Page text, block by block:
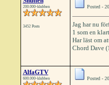
200.000-klubben
3452 Posts
Posted -
Jag har nu
1 som en
Har läst om
Chord Dave
AlfaGTV
600.000-klubben Posted -